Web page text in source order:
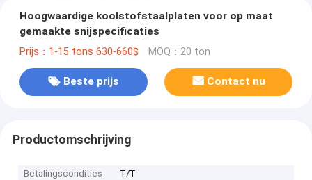
Hoogwaardige koolstofstaalplaten voor op maat
gemaakte snijspecificaties
Prijs：1-15 tons 630-660$ MOQ：20 ton
Beste prijs Contact nu
Productomschrijving
Betalingscondities
T/T